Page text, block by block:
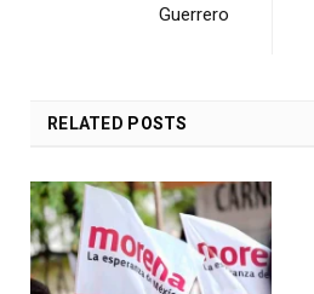
Guerrero
RELATED POSTS